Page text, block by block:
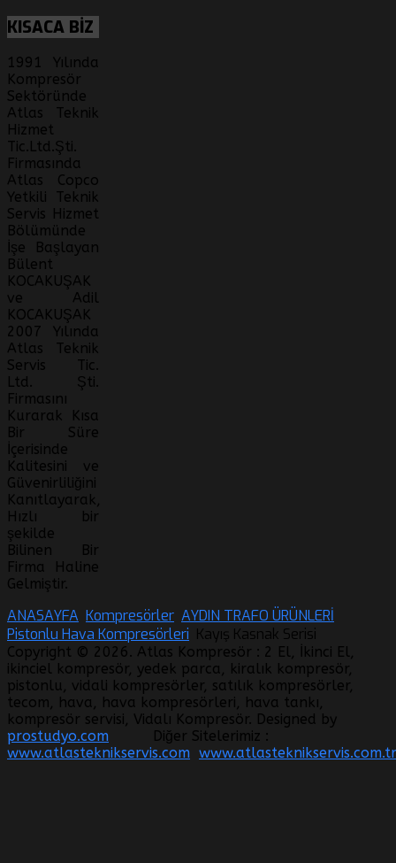
KISACA BİZ
1991 Yılında
Kompresör
Sektöründe
Atlas Teknik
Hizmet
Tic.Ltd.Şti.
Firmasında
Atlas Copco
Yetkili Teknik
Servis Hizmet
Bölümünde
İşe Başlayan
Bülent
KOCAKUŞAK
ve Adil
KOCAKUŞAK
2007 Yılında
Atlas Teknik
Servis Tic.
Ltd. Şti.
Firmasını
Kurarak Kısa
Bir Süre
İçerisinde
Kalitesini ve
Güvenirliliğini
Kanıtlayarak,
Hızlı bir
şekilde
Bilinen Bir
Firma Haline
Gelmiştir.
ANASAYFA Kompresörler AYDIN TRAFO ÜRÜNLERİ
Pistonlu Hava Kompresörleri Kayış Kasnak Serisi
Copyright © 2026. Atlas Kompresör : 2 El, İkinci El,
ikinciel kompresör, yedek parca, kiralık kompresör,
pistonlu, vidali kompresörler, satılık kompresörler,
tecom, hava, hava kompresörleri, hava tankı,
kompresör servisi, Vidalı Kompresör. Designed by
prostudyo.com Diğer Sitelerimiz :
www.atlasteknikservis.com www.atlasteknikservis.com.tr